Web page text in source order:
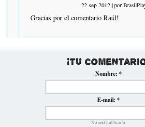
22-sep-2012 | por
Gracias por el comentario Raúl!
¡Tu
Nombre: *
E-mail: *
No será publicado